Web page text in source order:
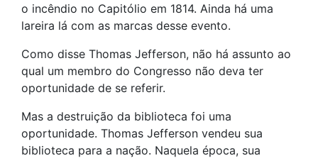
o incêndio no Capitólio em 1814. Ainda há uma
lareira lá com as marcas desse evento.
Como disse Thomas Jefferson, não há assunto ao
qual um membro do Congresso não deva ter
oportunidade de se referir.
Mas a destruição da biblioteca foi uma
oportunidade. Thomas Jefferson vendeu sua
biblioteca para a nação. Naquela época, sua